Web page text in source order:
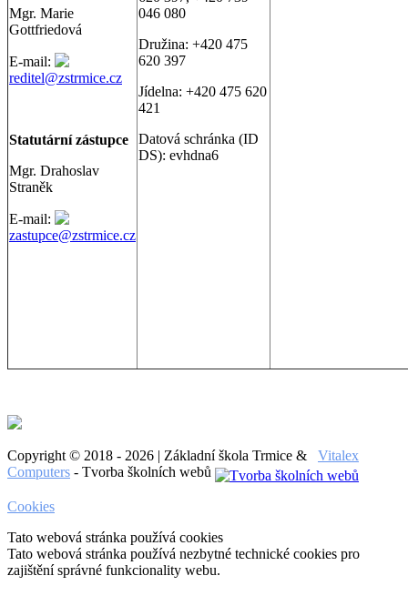
Mgr. Marie
Gottfriedová
E-mail:
reditel@zstrmice.cz
Statutární zástupce
Mgr. Drahoslav
Straněk
E-mail:
zastupce@zstrmice.cz
046 080
Družina: +420 475
620 397
Jídelna: +420 475 620
421
Datová schránka (ID
DS): evhdna6
Copyright © 2018 - 2026 | Základní škola Trmice & Vitalex
Computers - Tvorba školních webů
Cookies
Tato webová stránka používá cookies
Tato webová stránka používá nezbytné technické cookies pro
zajištění správné funkcionality webu.